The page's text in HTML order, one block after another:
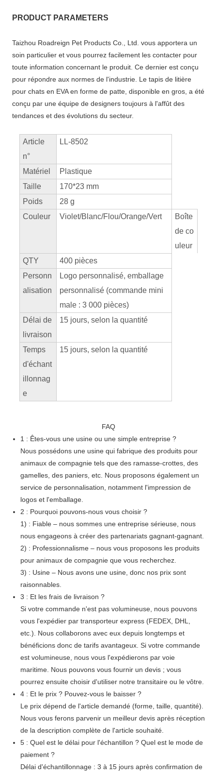
PRODUCT PARAMETERS
Taizhou Roadreign Pet Products Co., Ltd. vous apportera un
soin particulier et vous pourrez facilement les contacter pour
toute information concernant le produit. Ce dernier est conçu
pour répondre aux normes de l'industrie. Le tapis de litière
pour chats en EVA en forme de patte, disponible en gros, a été
conçu par une équipe de designers toujours à l'affût des
tendances et des évolutions du secteur.
Article
n°
LL-8502
Matériel
Plastique
Taille
170*23 mm
Poids
28 g
Couleur
Violet/Blanc/Flou/Orange/Vert
Boîte
de co
uleur
QTY
400 pièces
Personn
alisation
Logo personnalisé, emballage
personnalisé (commande mini
male : 3 000 pièces)
Délai de
livraison
15 jours, selon la quantité
Temps
d'échant
illonnag
e
15 jours, selon la quantité
FAQ
1 : Êtes-vous une usine ou une simple entreprise ?
Nous possédons une usine qui fabrique des produits pour
animaux de compagnie tels que des ramasse-crottes, des
gamelles, des paniers, etc. Nous proposons également un
service de personnalisation, notamment l'impression de
logos et l'emballage.
2 : Pourquoi pouvons-nous vous choisir ?
1) : Fiable – nous sommes une entreprise sérieuse, nous
nous engageons à créer des partenariats gagnant-gagnant.
2) : Professionnalisme – nous vous proposons les produits
pour animaux de compagnie que vous recherchez.
3) : Usine – Nous avons une usine, donc nos prix sont
raisonnables.
3 : Et les frais de livraison ?
Si votre commande n'est pas volumineuse, nous pouvons
vous l'expédier par transporteur express (FEDEX, DHL,
etc.). Nous collaborons avec eux depuis longtemps et
bénéficions donc de tarifs avantageux. Si votre commande
est volumineuse, nous vous l'expédierons par voie
maritime. Nous pouvons vous fournir un devis ; vous
pourrez ensuite choisir d'utiliser notre transitaire ou le vôtre.
4 : Et le prix ? Pouvez-vous le baisser ?
Le prix dépend de l'article demandé (forme, taille, quantité).
Nous vous ferons parvenir un meilleur devis après réception
de la description complète de l'article souhaité.
5 : Quel est le délai pour l'échantillon ? Quel est le mode de
paiement ?
Délai d'échantillonnage : 3 à 15 jours après confirmation de